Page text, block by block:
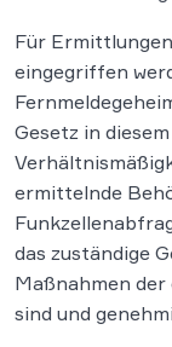
Für
eingegriffen
Gesetz in
ermittelnde
das zuständige
Maßnahmen
sind und